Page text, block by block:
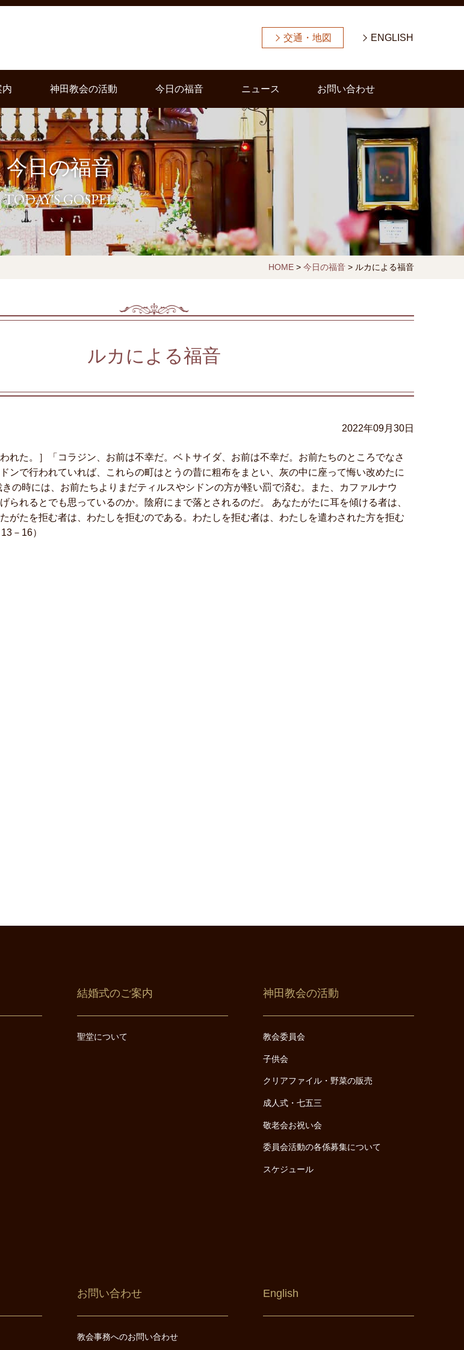
交通・地図 ENGLISH
内 神田教会の活動 今日の福音 ニュース お問い合わせ
今日の福音
TODAY'S GOSPEL
HOME> 今日の福音> ルカによる福音
ルカによる福音
2022年09月30日
れた。］「コラジン、お前は不幸だ。ベトサイダ、お前は不幸だ。お前たちのところでなさ
ンで行われていれば、これらの町はとうの昔に粗布をまとい、灰の中に座って悔い改めたに
の時には、お前たちよりまだティルスやシドンの方が軽い罰で済む。また、カファルナウ
られるとでも思っているのか。陰府にまで落とされるのだ。 あなたがたに耳を傾ける者は、
がたを拒む者は、わたしを拒むのである。わたしを拒む者は、わたしを遣わされた方を拒む
－16）
結婚式のご案内
聖堂について
神田教会の活動
教会委員会
子供会
クリアファイル・野菜の販売
成人式・七五三
敬老会お祝い会
委員会活動の各係募集について
スケジュール
お問い合わせ
教会事務へのお問い合わせ
English